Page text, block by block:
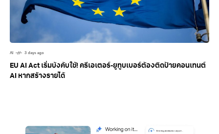
AI 3 days ago
EU AI Act เริ่มบังคับใช้! ครีเอเตอร์-ยูทูบเบอร์ต้องติดป้ายคอนเทนต์
AI หากสร้างรายได้